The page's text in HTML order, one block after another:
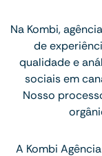
Na Kombi,
de
qualidade e
sociais em
Nosso
A Kombi